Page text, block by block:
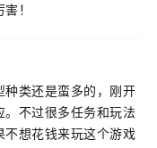
！
类还是蛮多的，刚开
不过很多任务和玩法
想花钱来玩这个游戏